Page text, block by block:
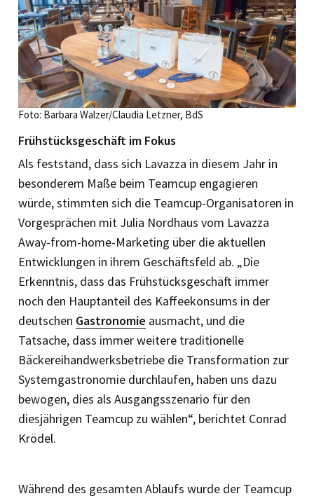
Foto: Barbara Walzer/Claudia Letzner, BdS
Frühstücksgeschäft im Fokus
Als feststand, dass sich Lavazza in diesem Jahr in
besonderem Maße beim Teamcup engagieren
würde, stimmten sich die Teamcup-Organisatoren in
Vorgesprächen mit Julia Nordhaus vom Lavazza
Away-from-home-Marketing über die aktuellen
Entwicklungen in ihrem Geschäftsfeld ab. „Die
Erkenntnis, dass das Frühstücksgeschäft immer
noch den Hauptanteil des Kaffeekonsums in der
deutschen Gastronomie ausmacht, und die
Tatsache, dass immer weitere traditionelle
Bäckereihandwerksbetriebe die Transformation zur
Systemgastronomie durchlaufen, haben uns dazu
bewogen, dies als Ausgangsszenario für den
diesjährigen Teamcup zu wählen“, berichtet Conrad
Krödel.
Während des gesamten Ablaufs wurde der Teamcup